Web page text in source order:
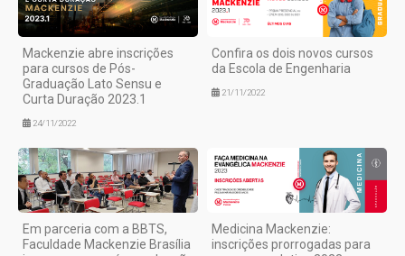
Mackenzie abre inscrições
para cursos de Pós-
Graduação Lato Sensu e
Curta Duração 2023.1
24/11/2022
Confira os dois novos cursos
da Escola de Engenharia
21/11/2022
Em parceria com a BBTS,
Faculdade Mackenzie Brasília
Medicina Mackenzie:
inscrições prorrogadas para